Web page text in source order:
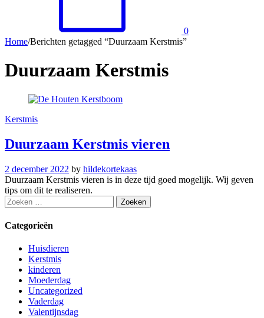
0
Home/Berichten getagged “Duurzaam Kerstmis”
Duurzaam Kerstmis
Kerstmis
Duurzaam Kerstmis vieren
2 december 2022 by hildekortekaas
Duurzaam Kerstmis vieren is in deze tijd goed mogelijk. Wij geven
tips om dit te realiseren.
Zoeken
naar:
Categorieën
Huisdieren
Kerstmis
kinderen
Moederdag
Uncategorized
Vaderdag
Valentijnsdag